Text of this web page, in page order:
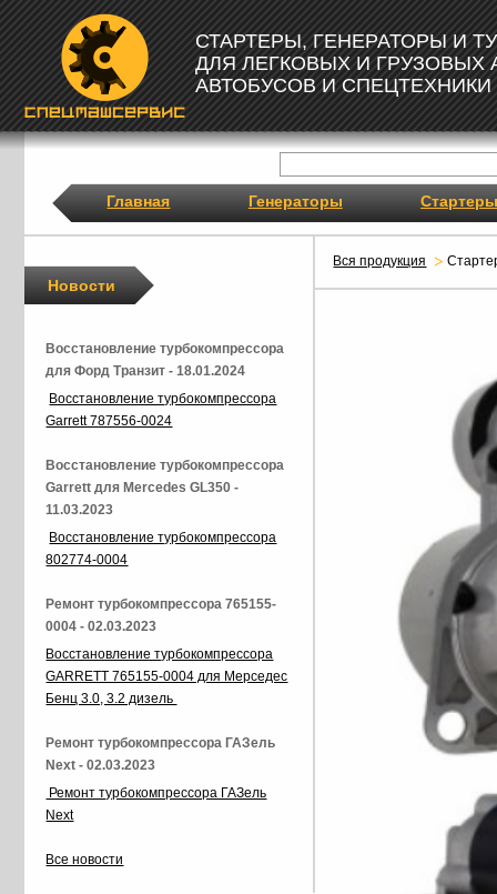
СТАРТЕРЫ, ГЕНЕРАТОРЫ И
ДЛЯ ЛЕГКОВЫХ И ГРУЗОВЫХ
АВТОБУСОВ И СПЕЦТЕХНИКИ
Главная Генераторы Стартеры
Вся продукция
Новости
Восстановление турбокомпрессора
для Форд Транзит - 18.01.2024
Восстановление турбокомпрессора
Garrett 787556-0024
Восстановление турбокомпрессора
Garrett для Mercedes GL350 -
11.03.2023
Восстановление турбокомпрессора
802774-0004
Ремонт турбокомпрессора 765155-
0004 - 02.03.2023
Восстановление турбокомпрессора
GARRETT 765155-0004 для Мерседес
Бенц 3.0, 3.2 дизель
Ремонт турбокомпрессора ГАЗель
Next - 02.03.2023
Ремонт турбокомпрессора ГАЗель
Next
Все новости